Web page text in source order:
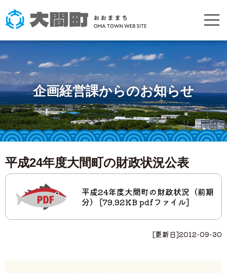
企画経営課からのお知らせ
平成24年度大間町の財政状況公表
平成24年度大間町の財政状況（前期
分） [79.92KB pdfファイル]
[更新日]2012-09-30